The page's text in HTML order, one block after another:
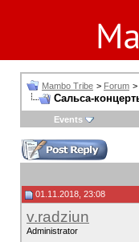
Mambo Tribe > Forum >
Сальса-
Events
01.11.2018, 23:08
v.radziun
Administrator